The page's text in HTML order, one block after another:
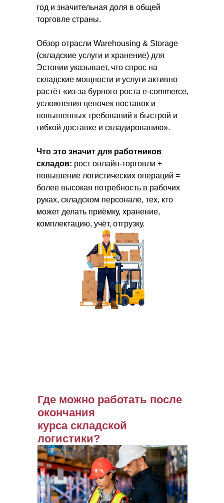
год и значительная доля в общей
торговле страны.
Обзор отрасли Warehousing & Storage
(складские услуги и хранение) для
Эстонии указывает, что спрос на
складские мощности и услуги активно
растёт «из-за бурного роста e-commerce,
усложнения цепочек поставок и
повышенных требований к быстрой и
гибкой доставке и складированию».
Что это значит для работников
складов: рост онлайн-торговли +
повышение логистических операций =
более высокая потребность в рабочих
руках, складском персонале, тех, кто
может делать приёмку, хранение,
комплектацию, учёт, отгрузку.
Где можно работать после
окончания
курса складской
логистики?